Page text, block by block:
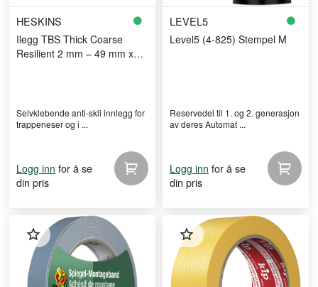
HESKINS
Ilegg TBS Thick Coarse
Resilient 2 mm – 49 mm x
Selvklebende anti-skli innlegg for
trappeneser og i ...
Logg inn for å se
din pris
LEVEL5
Level5 (4-825) Stempel M
Reservedel til 1. og 2. generasjon
av deres Automat ...
Logg inn for å se
din pris